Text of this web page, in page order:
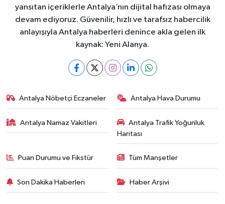
yansıtan içeriklerle Antalya’nın dijital hafızası olmaya
devam ediyoruz. Güvenilir, hızlı ve tarafsız habercilik
anlayışıyla Antalya haberleri denince akla gelen ilk
kaynak: Yeni Alanya.
Antalya Nöbetçi Eczaneler Antalya Hava Durumu
Antalya Namaz Vakitleri
Antalya Trafik Yoğunluk
Haritası
Puan Durumu ve Fikstür Tüm Manşetler
Son Dakika Haberleri Haber Arşivi